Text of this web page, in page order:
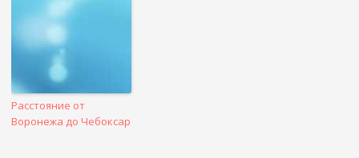
Расстояние от
Воронежа до Чебоксар